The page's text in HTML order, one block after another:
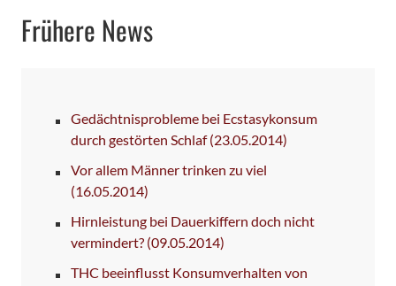
Frühere News
Gedächtnisprobleme bei Ecstasykonsum
durch gestörten Schlaf(23.05.2014)
Vor allem Männer trinken zu viel
(16.05.2014)
Hirnleistung bei Dauerkiffern doch nicht
vermindert? (09.05.2014)
THC beeinflusst Konsumverhalten von